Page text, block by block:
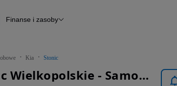
Raport z inspekcji
Otomoto News
Finanse i zasoby
Kia Stonic
Kia Stonic Wielkopolskie - Samochody Osobowe